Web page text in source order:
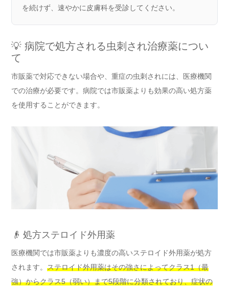
を続けず、速やかに皮膚科を受診してください。
💡 病院で処方される虫刺され治療薬につい
て
市販薬で対応できない場合や、重症の虫刺されには、医療機関
での治療が必要です。病院では市販薬よりも効果の高い処方薬
を使用することができます。
👴 処方ステロイド外用薬
医療機関では市販薬よりも濃度の高いステロイド外用薬が処方
されます。 ステロイド外用薬はその強さによってクラス1（最
強）からクラス5（弱い）まで5段階に分類されており、症状の